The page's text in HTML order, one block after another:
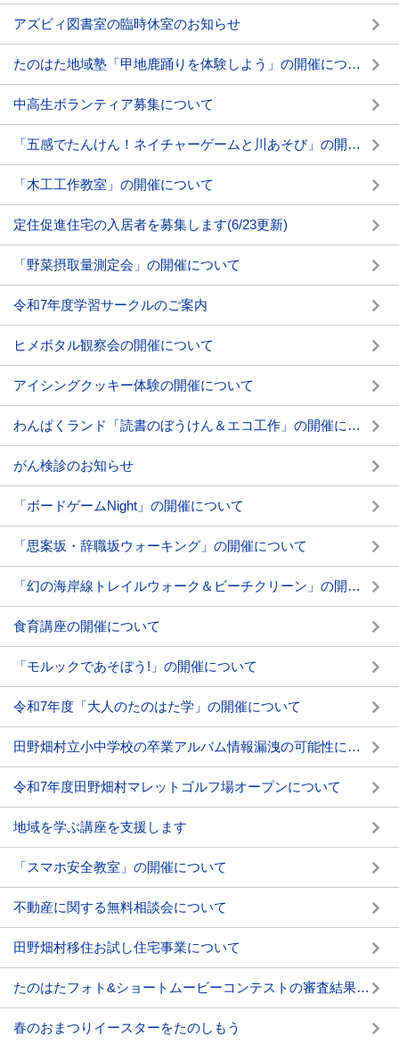
アズビィ図書室の臨時休室のお知らせ
たのはた地域塾「甲地鹿踊りを体験しよう」の開催について
中高生ボランティア募集について
「五感でたんけん！ネイチャーゲームと川あそび」の開催について
「木工工作教室」の開催について
定住促進住宅の入居者を募集します(6/23更新)
「野菜摂取量測定会」の開催について
令和7年度学習サークルのご案内
ヒメボタル観察会の開催について
アイシングクッキー体験の開催について
わんぱくランド「読書のぼうけん＆エコ工作」の開催について
がん検診のお知らせ
「ボードゲームNight」の開催について
「思案坂・辞職坂ウォーキング」の開催について
「幻の海岸線トレイルウォーク＆ビーチクリーン」の開催について
食育講座の開催について
「モルックであそぼう!」の開催について
令和7年度「大人のたのはた学」の開催について
田野畑村立小中学校の卒業アルバム情報漏洩の可能性について
令和7年度田野畑村マレットゴルフ場オープンについて
地域を学ぶ講座を支援します
「スマホ安全教室」の開催について
不動産に関する無料相談会について
田野畑村移住お試し住宅事業について
たのはたフォト&ショートムービーコンテストの審査結果について
春のおまつりイースターをたのしもう